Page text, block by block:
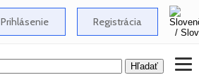
Prihlásenie Registrácia